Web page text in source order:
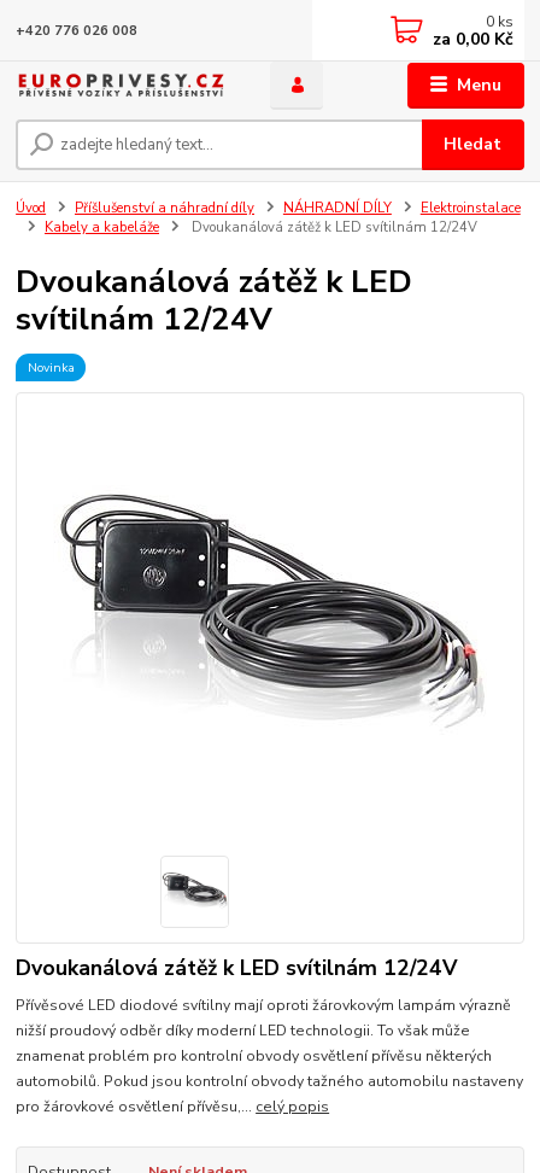
Menu
Hledat
+420 776 026 008 0 ks
za 0,00 Kč
Úvod Příšlušenství a náhradní díly NÁHRADNÍ DÍLY
Elektroinstalace
Kabely a kabeláže
Dvoukanálová zátěž k LED svítilnám 12/24V
Dvoukanálová zátěž k LED
svítilnám 12/24V
Novinka
Dvoukanálová zátěž k LED svítilnám 12/24V
Přívěsové LED diodové svítilny mají oproti žárovkovým lampám výrazně
nižší proudový odběr díky moderní LED technologii. To však může
znamenat problém pro kontrolní obvody osvětlení přívěsu některých
automobilů. Pokud jsou kontrolní obvody tažného automobilu nastaveny
pro žárovkové osvětlení přívěsu,... celý popis